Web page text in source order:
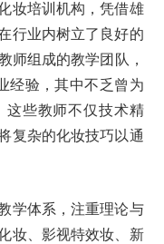
妆培训机构，凭借雄
行业内树立了良好的
师组成的教学团队，
经验，其中不乏曾为
这些教师不仅技术精
复杂的化妆技巧以通
学体系，注重理论与
妆、影视特效妆、新